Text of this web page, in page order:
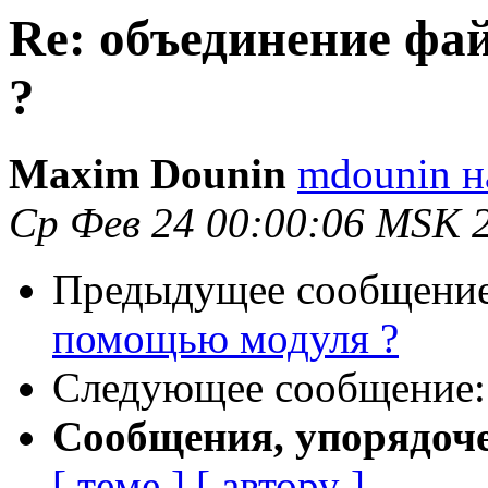
Re: объединение
?
Maxim Dounin mdounin
Ср Фев 24 00:00:06 MSK
Предыдущее
помощью модуля ?
Следующее
Сообщения,